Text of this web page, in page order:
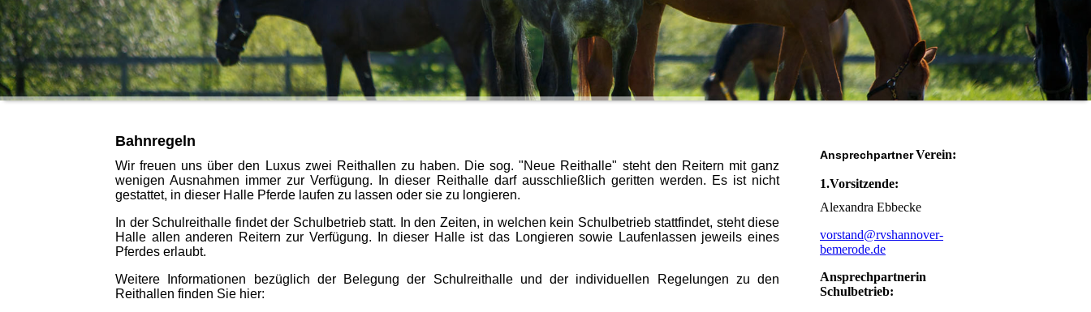
Bahnregeln
Wir freuen uns über den Luxus zwei Reithallen zu haben. Die sog. "Neue Reithalle" steht den Reitern mit ganz
wenigen Ausnahmen immer zur Verfügung. In dieser Reithalle darf ausschließlich geritten werden. Es ist nicht
gestattet, in dieser Halle Pferde laufen zu lassen oder sie zu longieren.
In der Schulreithalle findet der Schulbetrieb statt. In den Zeiten, in welchen kein Schulbetrieb stattfindet, steht diese
Halle allen anderen Reitern zur Verfügung. In dieser Halle ist das Longieren sowie Laufenlassen jeweils eines
Pferdes erlaubt.
Weitere Informationen bezüglich der Belegung der Schulreithalle und der individuellen Regelungen zu den
Reithallen finden Sie hier:
AnsprechpartnerVerein:
1.Vorsitzende:
Alexandra Ebbecke
vorstand@rvshannover-
bemerode.de
Ansprechpartnerin
Schulbetrieb: